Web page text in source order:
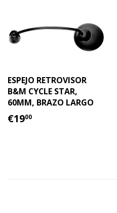
ESPEJO RETROVISOR
B&M CYCLE STAR,
60MM, BRAZO LARGO
PRECIO
€1900